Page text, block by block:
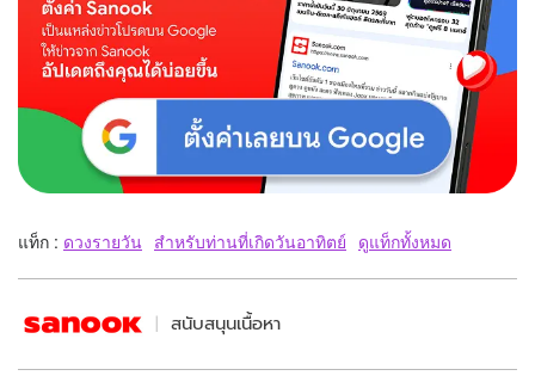
แท็ก : ดวงรายวัน สำหรับท่านที่เกิดวันอาทิตย์ ดูแท็กทั้งหมด
สนับสนุนเนื้อหา